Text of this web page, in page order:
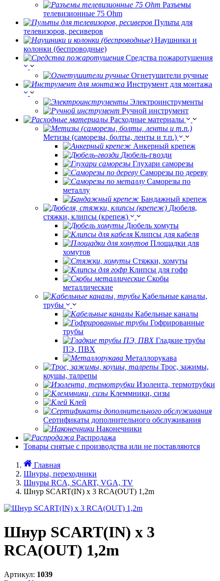
Разъемы
телевизионные 75 Ohm
Пульты для
телевизоров, ресиверов
Наушники и
колонки (беспроводные)
Средства пожаротушения
Огнетушители ручные
Инструмент для монтажа
Электроинструменты
Ручной инструмент
Расходные материалы
Метизы (саморезы, болты, ленты и т.п.)
Анкерный крепеж
Дюбель-гвозди
Глухари саморезы
Саморезы по дереву
Саморезы по
металлу
Бандажный крепеж
Дюбеля,
стяжки, клипсы (крепеж)
Дюбель хомуты
Клипсы для кабеля
Площадки для
хомутов
Стяжки, хомуты
Клипсы для гофр
Скобы
металлические
Кабельные каналы,
трубы
Кабельные каналы
Гофрированные
трубы
Гладкие трубы
ПЭ, ПВХ
Металлорукава
Трос, зажимы,
коушы, талрепы
Изолента, термотрубки
Клеммники, сизы
Клей
Сертификаты дополнительного обслуживания
Наконечники
Распродажа
Товары снятые с производства или не поставляются
Главная
Шнуры, переходники
Шнуры RCA, SCART, VGA, TV
Шнур SCART(IN) x 3 RCA(OUT) 1,2m
Шнур SCART(IN) x 3
RCA(OUT) 1,2m
Артикул: 1039